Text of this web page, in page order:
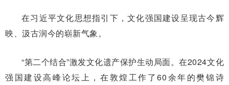
在习近平文化思想指引下，文化强国建设呈现古今辉
映、汲古润今的崭新气象。
“第二个结合”激发文化遗产保护生动局面。在2024文化
强国建设高峰论坛上，在敦煌工作了60余年的樊锦诗